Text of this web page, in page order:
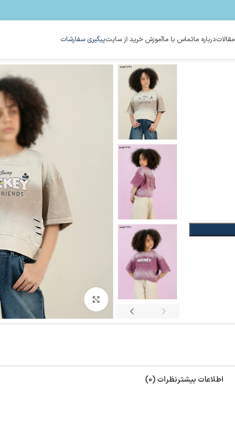
مقالاتدرباره ماتماس با ماآموزش خرید از سایتپیگیری سفارشات
بزرگنمایی تصویر
اطلاعات بیشترنظرات (0)